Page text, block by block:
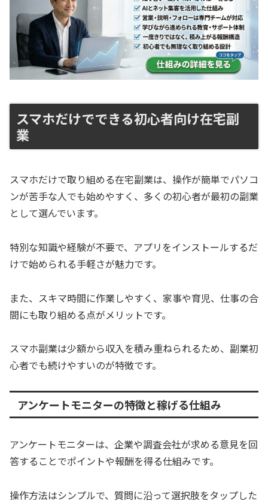
スマホだけでできる初心者向け在宅副
業
スマホだけで取り組める在宅副業は、操作が簡単でパソコ
ンが苦手な人でも始めやすく、多くの初心者が最初の副業
として選んでいます。
特別な知識や経験が不要で、アプリをインストールするだ
けで始められる手軽さが魅力です。
また、スキマ時間に作業しやすく、家事や育児、仕事の合
間にも取り組める点がメリットです。
スマホ副業は少額から収入を積み重ねられるため、副業初
心者でも続けやすいのが特徴です。
アンケートモニターの特徴と稼げる仕組み
アンケートモニターは、企業や調査会社が求める意見を回
答することでポイントや報酬を得る仕組みです。
操作方法はシンプルで、質問に沿って選択肢をタップした